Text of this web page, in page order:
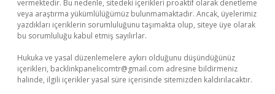
vermektedir. Bu nedenle, sitedeki içerikleri proaktif olarak denetleme
veya araştırma yükümlülüğümüz bulunmamaktadır. Ancak, üyelerimiz
yazdıkları içeriklerin sorumluluğunu taşımakta olup, siteye üye olarak
bu sorumluluğu kabul etmiş sayılırlar.
Hukuka ve yasal düzenlemelere aykırı olduğunu düşündüğünüz
içerikleri, backlinkpanelicomtr@gmail.com adresine bildirmeniz
halinde, ilgili içerikler yasal süre içerisinde sitemizden kaldırılacaktır.